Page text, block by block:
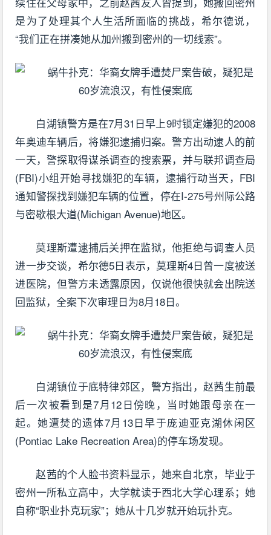
是为了处理其个人生活所面临的挑战，希尔德说，
“我们正在拼凑她从加州搬到密州的一切线索”。
白湖镇警方是在7月31日早上9时锁定嫌犯的2008
年奥迪车辆后，将嫌犯逮捕归案。警方出动逮人的前
一天，警探取得谋杀调查的搜索票，并与联邦调查局
(FBI)小组开始寻找嫌犯的车辆，逮捕行动当天，FBI
通知警探找到嫌犯车辆的位置，停在I-275号州际公路
与密歇根大道(Michigan Avenue)地区。
莫理斯遭逮捕后关押在监狱，他拒绝与调查人员
进一步交谈，希尔德5日表示，莫理斯4日曾一度被送
进医院，但警方未透露原因，仅说他很快就会出院送
回监狱，全案下次审理日为8月18日。
白湖镇位于底特律郊区，警方指出，赵茜生前最
后一次被看到是7月12日傍晚，当时她跟母亲在一
起。她遭焚的遗体7月13日早于庞迪亚克湖休闲区
(Pontiac Lake Recreation Area)的停车场发现。
赵茜的个人脸书资料显示，她来自北京，毕业于
密州一所私立高中，大学就读于西北大学心理系；她
自称“职业扑克玩家”；她从十几岁就开始玩扑克。